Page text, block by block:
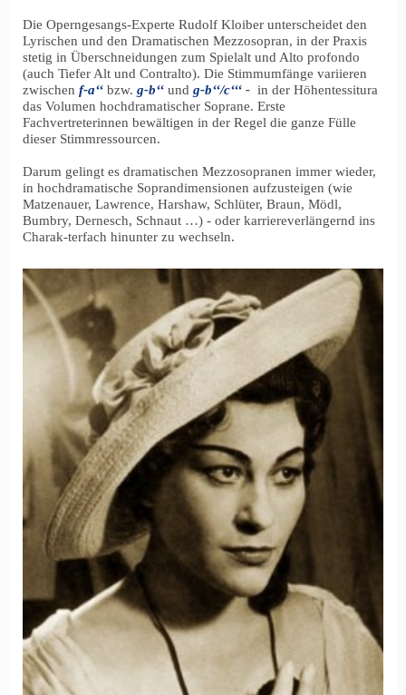
Die Operngesangs-Experte Rudolf Kloiber unterscheidet den
Lyrischen und den Dramatischen Mezzosopran, in der Praxis
stetig in Überschneidungen zum Spielalt und Alto profondo
(auch Tiefer Alt und Contralto). Die Stimmumfänge variieren
zwischen f-a‘‘ bzw. g-b‘‘ und g-b‘‘/c‘‘‘ - in der Höhentessitura
das Volumen hochdramatischer Soprane. Erste
Fachvertreterinnen bewältigen in der Regel die ganze Fülle
dieser Stimmressourcen.
Darum gelingt es dramatischen Mezzosopranen immer wieder,
in hochdramatische Soprandimensionen aufzusteigen (wie
Matzenauer, Lawrence, Harshaw, Schlüter, Braun, Mödl,
Bumbry, Dernesch, Schnaut …) - oder karriereverlängernd ins
Charak-terfach hinunter zu wechseln.